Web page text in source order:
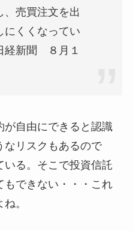
、売買注文を出
にくくなってい
経新聞 ８月１
が自由にできると認識
なリスクもあるので
る。そこで投資信託
もできない・・・これ
。